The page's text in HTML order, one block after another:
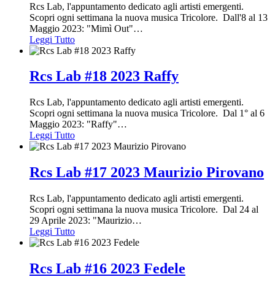
Rcs Lab, l'appuntamento dedicato agli artisti emergenti.
Scopri ogni settimana la nuova musica Tricolore. Dall'8 al 13
Maggio 2023: "Mimì Out"…
Leggi Tutto
Rcs Lab #18 2023 Raffy
Rcs Lab, l'appuntamento dedicato agli artisti emergenti.
Scopri ogni settimana la nuova musica Tricolore. Dal 1° al 6
Maggio 2023: "Raffy"…
Leggi Tutto
Rcs Lab #17 2023 Maurizio Pirovano
Rcs Lab, l'appuntamento dedicato agli artisti emergenti.
Scopri ogni settimana la nuova musica Tricolore. Dal 24 al
29 Aprile 2023: "Maurizio…
Leggi Tutto
Rcs Lab #16 2023 Fedele